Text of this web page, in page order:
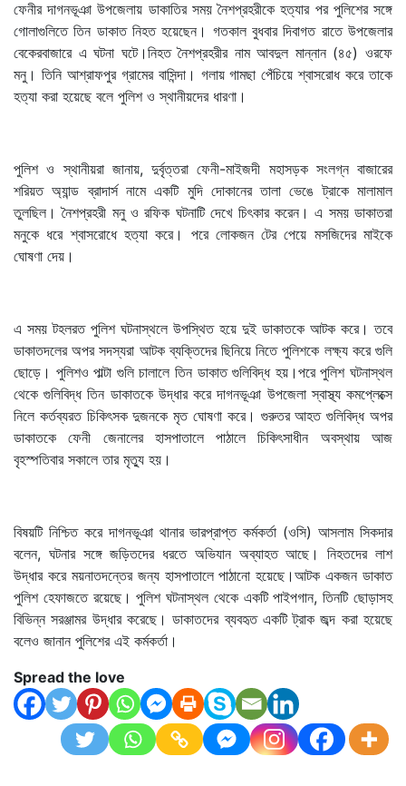
ফেনীর দাগনভূঞা উপজেলায় ডাকাতির সময় নৈশপ্রহরীকে হত্যার পর পুলিশের সঙ্গে
গোলাগুলিতে তিন ডাকাত নিহত হয়েছেন। গতকাল বুধবার দিবাগত রাতে উপজেলার
বেকেরবাজারে এ ঘটনা ঘটে।নিহত নৈশপ্রহরীর নাম আবদুল মান্নান (৪৫) ওরফে
মনু। তিনি আশ্রাফপুর গ্রামের বাসিন্দা। গলায় গামছা পেঁচিয়ে শ্বাসরোধ করে তাকে
হত্যা করা হয়েছে বলে পুলিশ ও স্থানীয়দের ধারণা।
পুলিশ ও স্থানীয়রা জানায়, দুর্বৃত্তরা ফেনী-মাইজদী মহাসড়ক সংলগ্ন বাজারের
শরিয়ত অ্যান্ড ব্রাদার্স নামে একটি মুদি দোকানের তালা ভেঙে ট্রাকে মালামাল
তুলছিল। নৈশপ্রহরী মনু ও রফিক ঘটনাটি দেখে চিৎকার করেন। এ সময় ডাকাতরা
মনুকে ধরে শ্বাসরোধে হত্যা করে। পরে লোকজন টের পেয়ে মসজিদের মাইকে
ঘোষণা দেয়।
এ সময় টহলরত পুলিশ ঘটনাস্থলে উপস্থিত হয়ে দুই ডাকাতকে আটক করে। তবে
ডাকাতদলের অপর সদস্যরা আটক ব্যক্তিদের ছিনিয়ে নিতে পুলিশকে লক্ষ্য করে গুলি
ছোড়ে। পুলিশও পাল্টা গুলি চালালে তিন ডাকাত গুলিবিদ্ধ হয়।পরে পুলিশ ঘটনাস্থল
থেকে গুলিবিদ্ধ তিন ডাকাতকে উদ্ধার করে দাগনভূঞা উপজেলা স্বাস্থ্য কমপ্লেক্সে
নিলে কর্তব্যরত চিকিৎসক দুজনকে মৃত ঘোষণা করে। গুরুতর আহত গুলিবিদ্ধ অপর
ডাকাতকে ফেনী জেনালের হাসপাতালে পাঠালে চিকিৎসাধীন অবস্থায় আজ
বৃহস্পতিবার সকালে তার মৃত্যু হয়।
বিষয়টি নিশ্চিত করে দাগনভূঞা থানার ভারপ্রাপ্ত কর্মকর্তা (ওসি) আসলাম সিকদার
বলেন, ঘটনার সঙ্গে জড়িতদের ধরতে অভিযান অব্যাহত আছে। নিহতদের লাশ
উদ্ধার করে ময়নাতদন্তের জন্য হাসপাতালে পাঠানো হয়েছে।আটক একজন ডাকাত
পুলিশ হেফাজতে রয়েছে। পুলিশ ঘটনাস্থল থেকে একটি পাইপগান, তিনটি ছোড়াসহ
বিভিন্ন সরঞ্জামর উদ্ধার করেছে। ডাকাতদের ব্যবহৃত একটি ট্রাক জব্দ করা হয়েছে
বলেও জানান পুলিশের এই কর্মকর্তা।
Spread the love